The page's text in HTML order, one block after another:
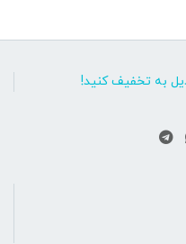
به تخفیف کنید!